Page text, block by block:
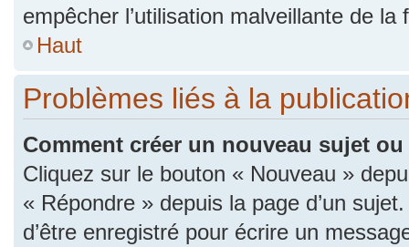
empêcher l’utilisation malveillante de
Haut
Problèmes liés à la
Comment créer un nouveau sujet
Cliquez sur le bouton « Nouveau »
« Répondre » depuis la page d’un
d’être enregistré pour écrire un